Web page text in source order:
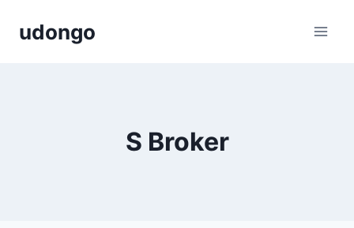
Inhaltudongo
S Broker